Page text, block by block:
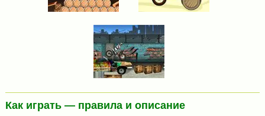
Как играть — правила и описание